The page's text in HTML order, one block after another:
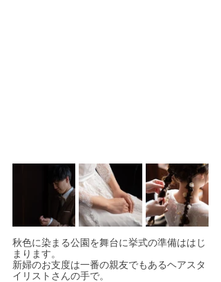
秋色に染まる公園を舞台に挙式の準備ははじ
まります。
新婦のお支度は一番の親友でもあるヘアスタ
イリストさんの手で。